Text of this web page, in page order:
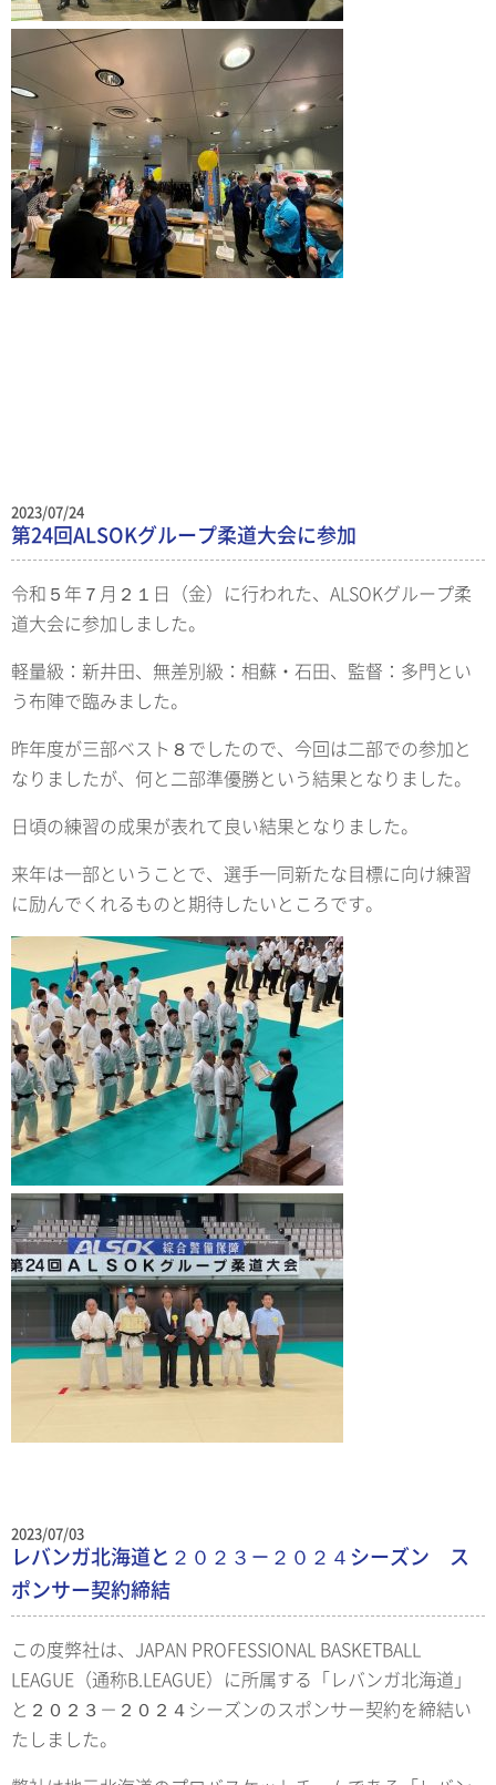
2023/07/24
第24回ALSOKグループ柔道大会に参加
令和５年７月２１日（金）に行われた、ALSOKグループ柔
道大会に参加しました。
軽量級：新井田、無差別級：相蘇・石田、監督：多門とい
う布陣で臨みました。
昨年度が三部ベスト８でしたので、今回は二部での参加と
なりましたが、何と二部準優勝という結果となりました。
日頃の練習の成果が表れて良い結果となりました。
来年は一部ということで、選手一同新たな目標に向け練習
に励んでくれるものと期待したいところです。
2023/07/03
レバンガ北海道と２０２３－２０２４シーズン ス
ポンサー契約締結
この度弊社は、JAPAN PROFESSIONAL BASKETBALL
LEAGUE（通称B.LEAGUE）に所属する「レバンガ北海道」
と２０２３－２０２４シーズンのスポンサー契約を締結い
たしました。